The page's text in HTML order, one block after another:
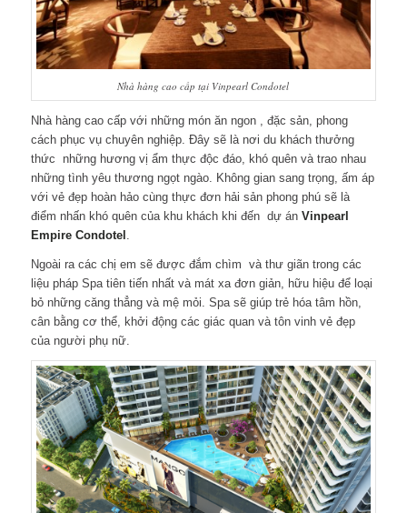
Nhà hàng cao cấp tại Vinpearl Condotel
Nhà hàng cao cấp với những món ăn ngon , đặc sản, phong
cách phục vụ chuyên nghiệp. Đây sẽ là nơi du khách thưởng
thức những hương vị ẩm thực độc đáo, khó quên và trao nhau
những tình yêu thương ngọt ngào. Không gian sang trọng, ấm áp
với vẻ đẹp hoàn hảo cùng thực đơn hải sản phong phú sẽ là
điểm nhấn khó quên của khu khách khi đến dự án Vinpearl
Empire Condotel
Ngoài ra các chị em sẽ được đắm chìm và thư giãn trong các
liệu pháp Spa tiên tiến nhất và mát xa đơn giản, hữu hiệu để loại
bỏ những căng thẳng và mệ mỏi. Spa sẽ giúp trẻ hóa tâm hồn,
cân bằng cơ thể, khởi động các giác quan và tôn vinh vẻ đẹp
của người phụ nữ.